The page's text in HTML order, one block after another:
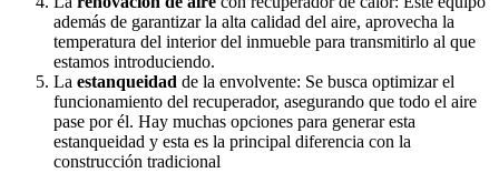
además de garantizar la alta calidad del aire, aprovecha la
temperatura del interior del inmueble para transmitirlo al que
estamos introduciendo.
La estanqueidad de la envolvente: Se busca optimizar el
funcionamiento del recuperador, asegurando que todo el aire
pase por él. Hay muchas opciones para generar esta
estanqueidad y esta es la principal diferencia con la
construcción tradicional